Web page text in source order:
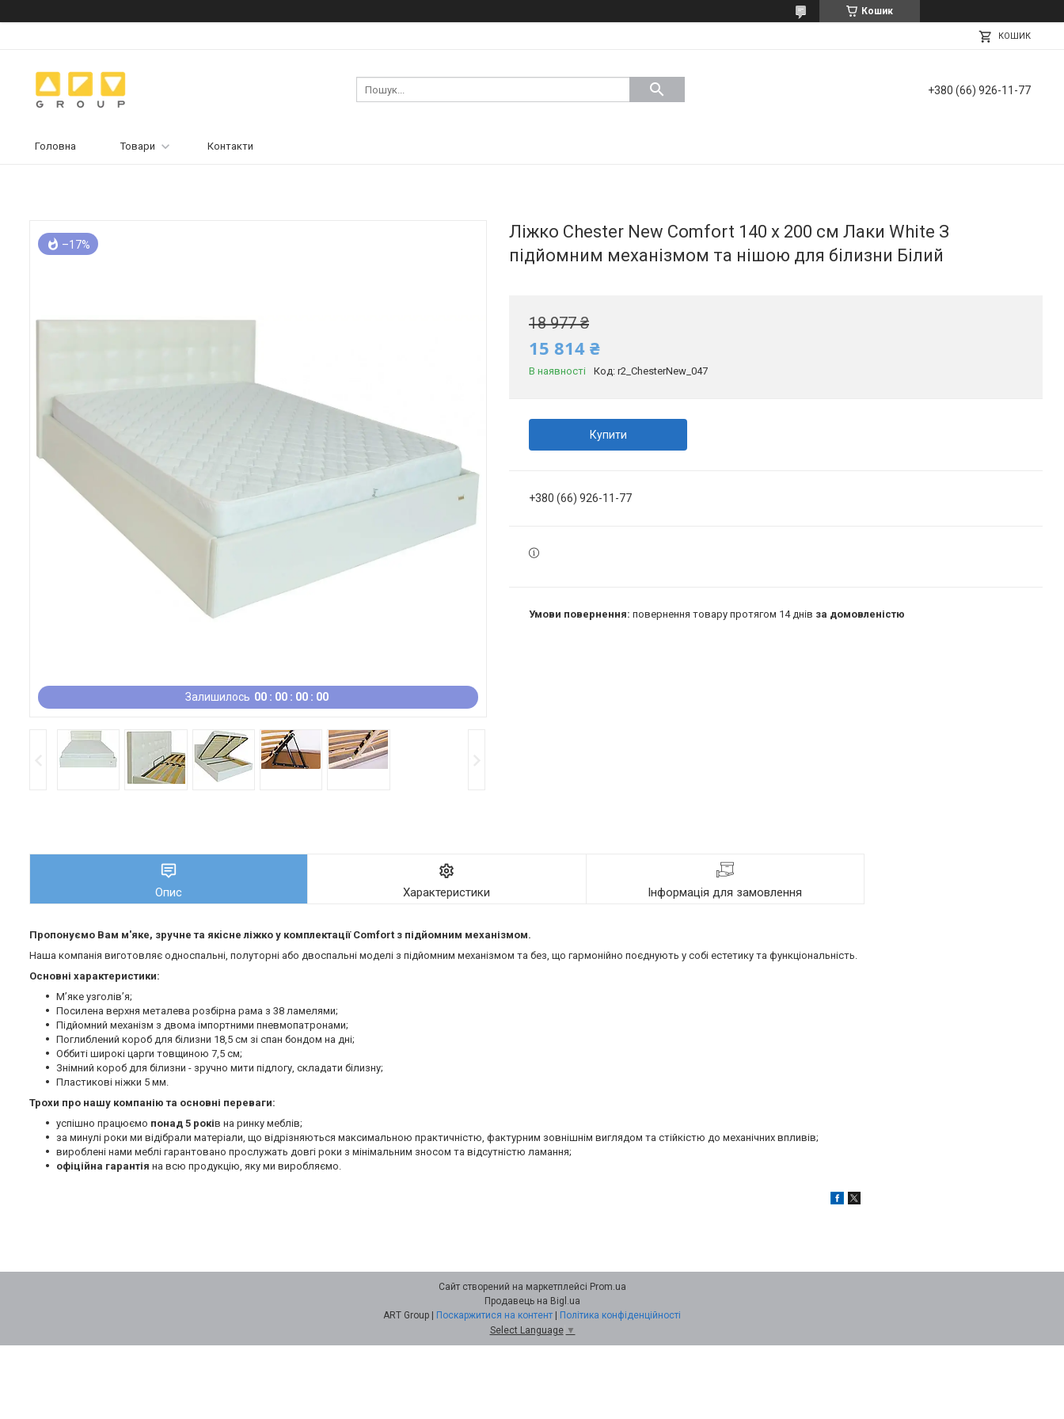
Кошик
КОШИК
+380 (66) 926-11-77
Головна Товари Контакти
Залишилось 00 00 00 00
–17%
Ліжко Chester New Comfort 140 х 200 см Лаки White З
підйомним механізмом та нішою для білизни Білий
18 977 ₴
15 814 ₴
В наявності Код: r2_ChesterNew_047
Купити
+380 (66) 926-11-77
повернення товару протягом 14 днів за домовленістю
Опис Характеристики Інформація для замовлення
Пропонуємо Вам м'яке, зручне та якiсне ліжко у комплектації Comfort з підйомним механізмом.
Наша компанія виготовляє односпальні, полуторні або двоспальні моделі з підйомним механізмом та без, що гармонійно поєднують у собі естетику та функціональність.
Основні характеристики:
М’яке узголів’я;
Посилена верхня металева розбірна рама з 38 ламелями;
Підйомний механізм з двома імпортними пневмопатронами;
Поглиблений короб для білизни 18,5 см зі спан бондом на дні;
Оббиті широкі царги товщиною 7,5 см;
Знімний короб для білизни - зручно мити підлогу, складати білизну;
Пластикові ніжки 5 мм.
Трохи про нашу компанію та основні переваги:
успішно працюємо понад 5 років на ринку меблів;
за минулі роки ми відібрали матеріали, що відрізняються максимальною практичністю, фактурним зовнішнім виглядом та стійкістю до механічних впливів;
вироблені нами меблі гарантовано прослужать довгі роки з мінімальним зносом та відсутністю ламання;
офіційна гарантія на всю продукцію, яку ми виробляємо.
Сайт створений на маркетплейсі Prom.ua
Продавець на Bigl.ua
Поскаржитися на контент
Політика конфіденційності
Select Language ▼